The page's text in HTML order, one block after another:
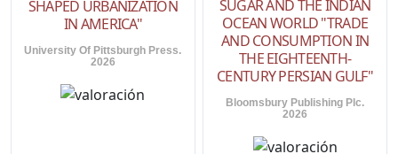
SHAPED URBANIZATION
IN AMERICA"
University Of Pittsburgh Press.
2026
SUGAR AND THE INDIAN
OCEAN WORLD "TRADE
AND CONSUMPTION IN
THE EIGHTEENTH-
CENTURY PERSIAN GULF"
Bloomsbury Publishing Plc.
2026